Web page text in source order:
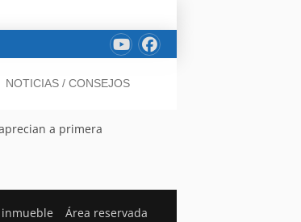
NOTICIAS / CONSEJOS
a primera
Área reservada